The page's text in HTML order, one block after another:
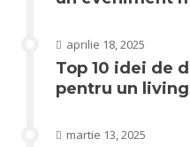
aprilie 18, 2025
Top 10 idei de
pentru un
martie 13, 2025